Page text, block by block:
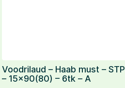
Voodrilaud – Haab must – STP
– 15×90(80) – 6tk – A